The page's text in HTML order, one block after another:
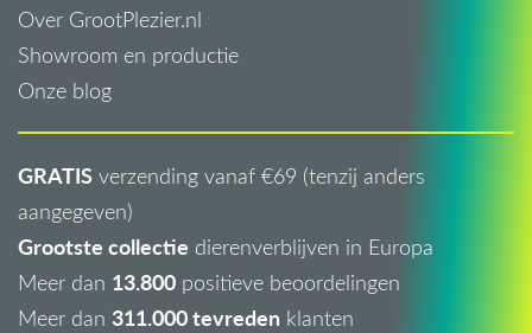
Over GrootPlezier.nl
Showroom en productie
Onze blog
GRATIS verzending vanaf €69 (tenzij anders
aangegeven)
Grootste collectie dierenverblijven in Europa
Meer dan 13.800 positieve beoordelingen
Meer dan 311.000 tevreden klanten